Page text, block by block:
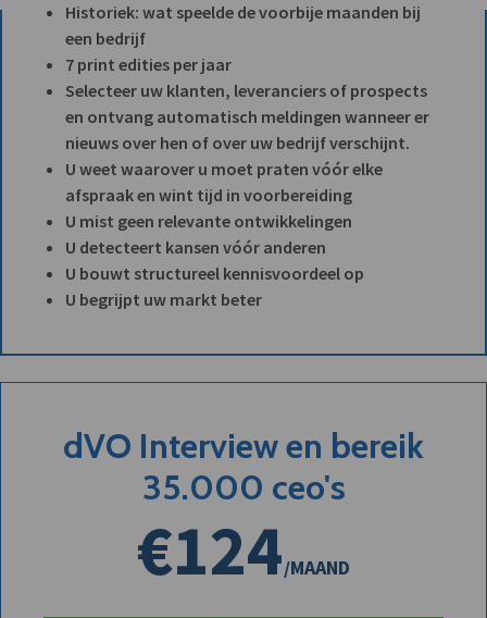
Historiek: wat speelde de voorbije maanden bij
een bedrijf
7 print edities per jaar
Selecteer uw klanten, leveranciers of prospects
en ontvang automatisch meldingen wanneer er
nieuws over hen of over uw bedrijf verschijnt.
U weet waarover u moet praten vóór elke
afspraak en wint tijd in voorbereiding
U mist geen relevante ontwikkelingen
U detecteert kansen vóór anderen
U bouwt structureel kennisvoordeel op
U begrijpt uw markt beter
dVO Interview en bereik
35.000 ceo's
€124/MAAND